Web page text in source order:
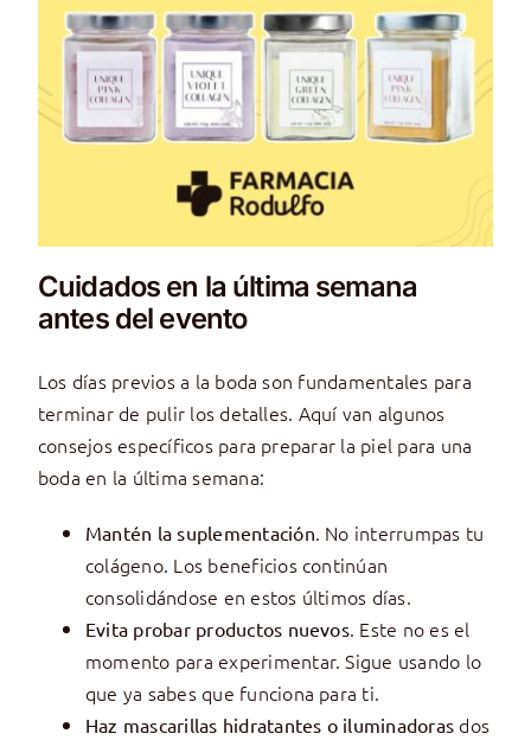
Cuidados en la última semana
antes del evento
Los días previos a la boda son fundamentales para
terminar de pulir los detalles. Aquí van algunos
consejos específicos para preparar la piel para una
boda en la última semana:
Mantén la suplementación. No interrumpas tu
colágeno. Los beneficios continúan
consolidándose en estos últimos días.
Evita probar productos nuevos. Este no es el
momento para experimentar. Sigue usando lo
que ya sabes que funciona para ti.
Haz mascarillas hidratantes o iluminadoras dos